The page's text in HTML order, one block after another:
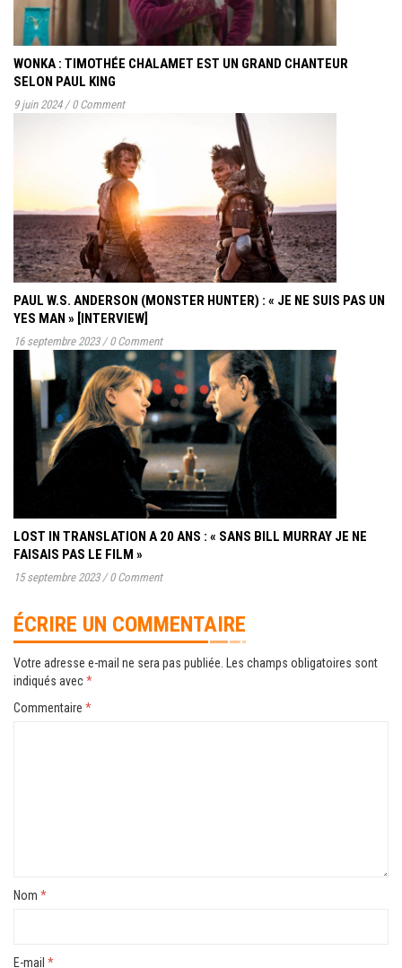
WONKA : TIMOTHÉE CHALAMET EST UN GRAND CHANTEUR
SELON PAUL KING
9 juin 2024 / 0 Comment
PAUL W.S. ANDERSON (MONSTER HUNTER) : « JE NE SUIS PAS UN
YES MAN » [INTERVIEW]
16 septembre 2023 / 0 Comment
LOST IN TRANSLATION A 20 ANS : « SANS BILL MURRAY JE NE
FAISAIS PAS LE FILM »
15 septembre 2023 / 0 Comment
ÉCRIRE UN COMMENTAIRE
Votre adresse e-mail ne sera pas publiée.
Les champs obligatoires sont
indiqués avec*
Commentaire *
Nom *
E-mail *